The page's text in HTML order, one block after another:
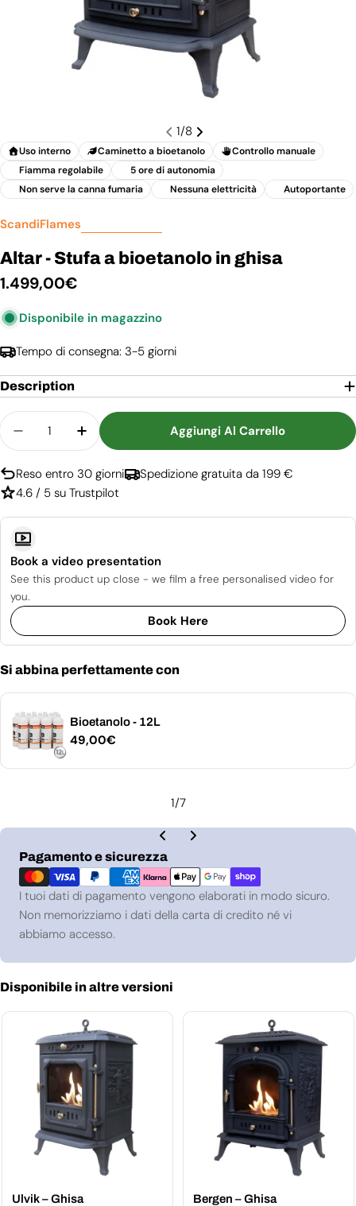
1/8
Uso interno Caminetto a bioetanolo
Controllo manuale
Fiamma regolabile
5 ore di autonomia
Non serve la canna fumaria
Nessuna elettricità Autoportante
ScandiFlames
Altar - Stufa a bioetanolo in ghisa
Prezzo
1.499,00€
Disponibile in magazzino
Tempo di consegna: 3-5 giorni
Description
Quantità
Diminuisci La Quantità Per Altar - Stufa A
Aumenta La Quantità Per Altar - Stufa
Aggiungi Al Carrello
Reso entro 30 giorni
Spedizione gratuita da 199 €
4.6 / 5 su Trustpilot
Book a video presentation
See this product up close - we film a free personalised video for
you.
Book Here
Si abbina perfettamente con
Bioetanolo - 12L
Prezzo
49,00€
1/7
Pagamento e sicurezza
Metodi
di
pagamento
I tuoi dati di pagamento vengono elaborati in modo sicuro.
Non memorizziamo i dati della carta di credito né vi
abbiamo accesso.
Disponibile in altre versioni
Ulvik – Ghisa Bergen – Ghisa